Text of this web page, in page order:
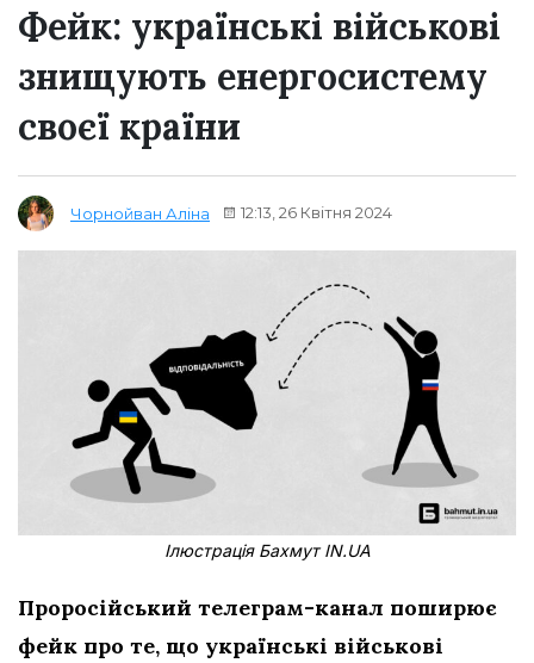
Фейк: українські військові
знищують енергосистему
своєї країни
Чорнойван Аліна 12:13, 26 Квітня 2024
Ілюстрація Бахмут IN.UA
Проросійський телеграм-канал поширює
фейк про те, що українські військові